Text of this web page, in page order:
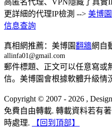
更詳細的代理IP檢測 --> 美博
信息查詢
真相網推薦：美博園翻牆網自
allinfa01@gmail.com
郵件標題、正文可以任意寫或
信。美博園會根據軟體升級情
Copyright © 2007 - 2026 ,
免費自由轉載. 轉載資料若有
時處理.
【回到頂部】